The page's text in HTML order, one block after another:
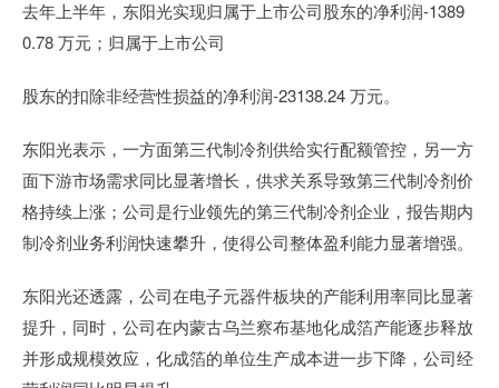
去年上半年，东阳光实现归属于上市公司股东的净利润-1389
0.78 万元；归属于上市公司
股东的扣除非经营性损益的净利润-23138.24 万元。
东阳光表示，一方面第三代制冷剂供给实行配额管控，另一方
面下游市场需求同比显著增长，供求关系导致第三代制冷剂价
格持续上涨；公司是行业领先的第三代制冷剂企业，报告期内
制冷剂业务利润快速攀升，使得公司整体盈利能力显著增强。
东阳光还透露，公司在电子元器件板块的产能利用率同比显著
提升，同时，公司在内蒙古乌兰察布基地化成箔产能逐步释放
并形成规模效应，化成箔的单位生产成本进一步下降，公司经